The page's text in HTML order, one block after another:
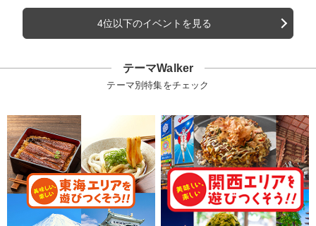
4位以下のイベントを見る
テーマWalker
テーマ別特集をチェック